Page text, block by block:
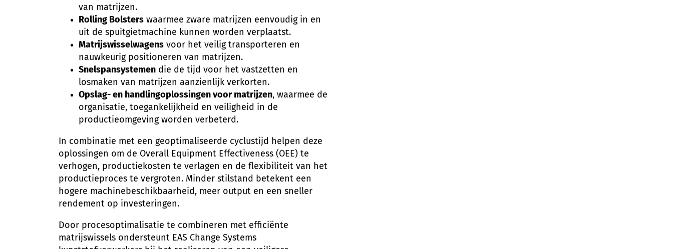
van matrijzen.
Rolling Bolsters waarmee zware matrijzen eenvoudig in en
uit de spuitgietmachine kunnen worden verplaatst.
Matrijswisselwagens voor het veilig transporteren en
nauwkeurig positioneren van matrijzen.
Snelspansystemen die de tijd voor het vastzetten en
losmaken van matrijzen aanzienlijk verkorten.
Opslag- en handlingoplossingen voor matrijzen, waarmee de
organisatie, toegankelijkheid en veiligheid in de
productieomgeving worden verbeterd.
In combinatie met een geoptimaliseerde cyclustijd helpen deze
oplossingen om de Overall Equipment Effectiveness (OEE) te
verhogen, productiekosten te verlagen en de flexibiliteit van het
productieproces te vergroten. Minder stilstand betekent een
hogere machinebeschikbaarheid, meer output en een sneller
rendement op investeringen.
Door procesoptimalisatie te combineren met efficiënte
matrijswissels ondersteunt EAS Change Systems